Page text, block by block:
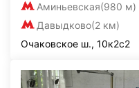
Аминьевская(980 м)
Давыдково(2 км)
Очаковское ш., 10к2с2